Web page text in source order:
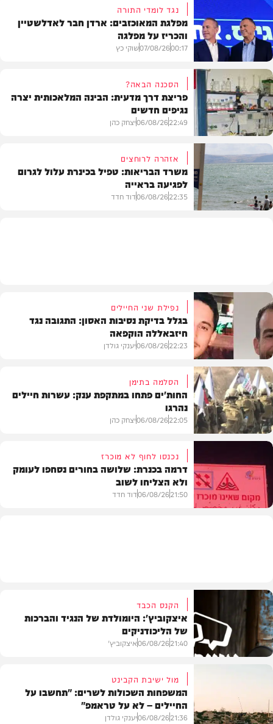
פוליטי
נגד לומדי התורה
מפלגת המאוכזבים: ארדן חבר לאדלשטיין
והכריז על מפלגה
00:17
07/08/26שוקי כץ
בריאות
הסכנה הבאה?
פריצת דרך מדעית: הבינה המלאכותית יצרה
נגיפים חדשים
22:49
06/08/26יצחק כהן
אזהרה לרוחצים
משרד הבריאות: טפיל בכינרת עלול לגרום
לפגיעה בראייה
22:35
06/08/26דוד חדד
צבא וביטחון
נפילת שני החיילים
בגלל בדיקת נסיבות האסון: התגובה נגד
חיזבאללה הוקפאה
22:23
06/08/26יענקי גולדן
בעולם
הסלמה בתימן
החות'ים פתחו במתקפת ענק: עשרות חיילים
נהרגו
22:05
06/08/26יצחק כהן
נכנסו לחוף לא מוכרז
דרמה בכנרת: שלושה בחורים נסחפו לעומק
ולא הצליחו לשוב
21:50
06/08/26דוד חדד
חדשות
הקנס הכבד
איצקוביץ': היומולדת של הנגיד והברכות
של הליכודניקים
21:40
06/08/26איצקוביץ'
מול ישיבת הקבינט
המשפחות השכולות לשרים: "תחשבו על
החיילים – לא על טראמפ"
21:36
06/08/26יענקי גולדן